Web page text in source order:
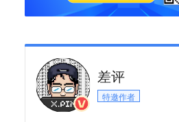
差评
特邀作者